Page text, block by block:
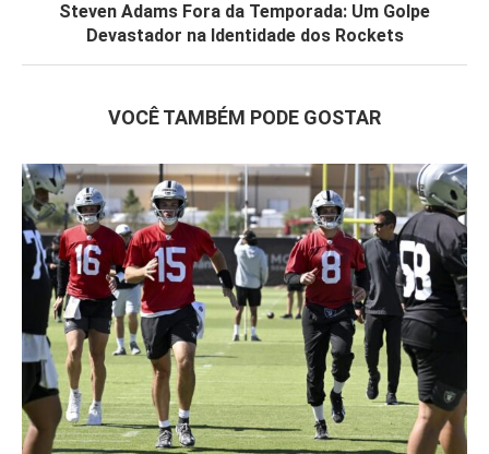
Steven Adams Fora da Temporada: Um Golpe
Devastador na Identidade dos Rockets
VOCÊ TAMBÉM PODE GOSTAR